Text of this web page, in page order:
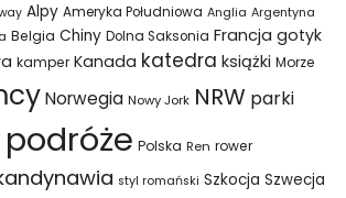
Alpy Ameryka Południowa Anglia Argentyna
Belgia Chiny Dolna Saksonia Francja gotyk
kamper Kanada katedra książki Morze
Norwegia Nowy Jork NRW parki
podróże Polska Ren rower
styl romański Szkocja Szwecja